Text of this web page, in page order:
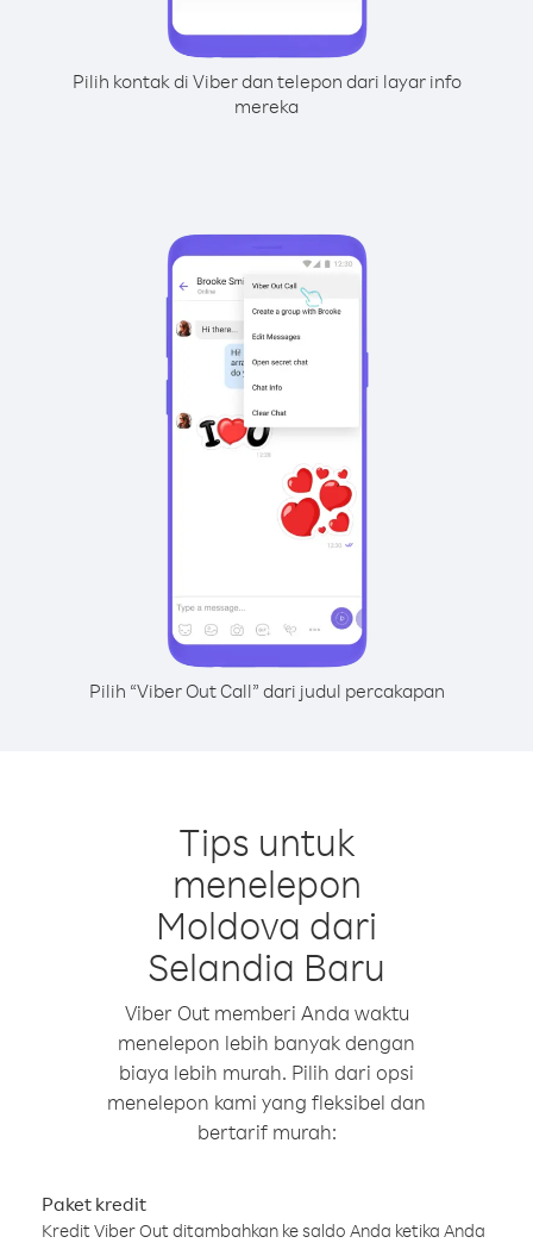
Pilih kontak di Viber dan telepon dari layar info
mereka
Pilih “Viber Out Call” dari judul percakapan
Tips untuk
menelepon
Moldova dari
Selandia Baru
Viber Out memberi Anda waktu
menelepon lebih banyak dengan
biaya lebih murah. Pilih dari opsi
menelepon kami yang fleksibel dan
bertarif murah:
Paket kredit
Kredit Viber Out ditambahkan ke saldo Anda ketika Anda